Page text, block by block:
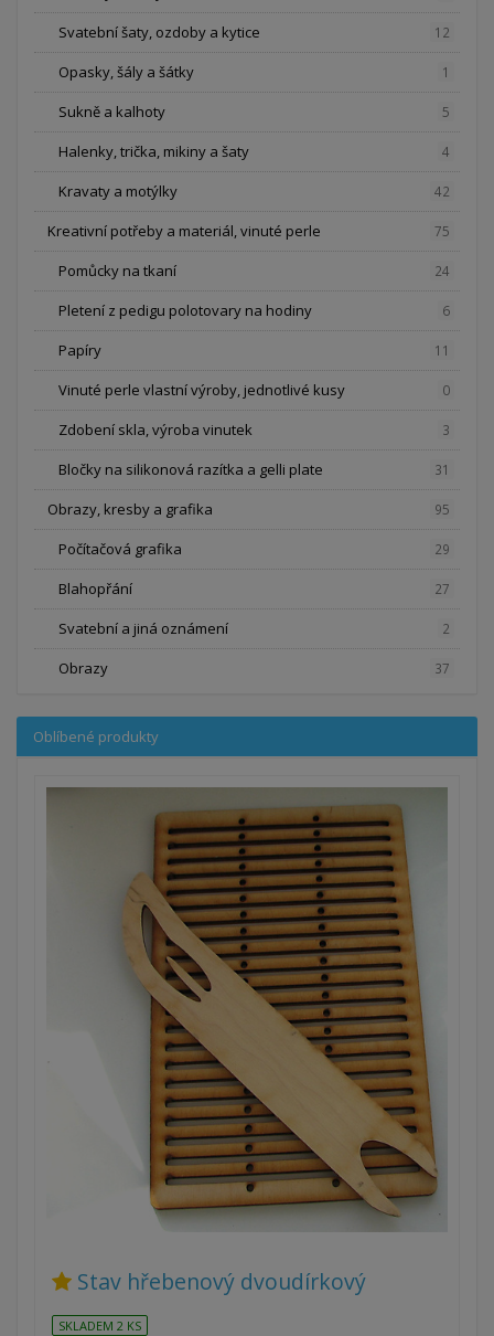
Svatební šaty, ozdoby a kytice 12
Opasky, šály a šátky 1
Sukně a kalhoty 5
Halenky, trička, mikiny a šaty 4
Kravaty a motýlky 42
Kreativní potřeby a materiál, vinuté perle 75
Pomůcky na tkaní 24
Pletení z pedigu polotovary na hodiny 6
Papíry 11
Vinuté perle vlastní výroby, jednotlivé kusy 0
Zdobení skla, výroba vinutek 3
Bločky na silikonová razítka a gelli plate 31
Obrazy, kresby a grafika 95
Počítačová grafika 29
Blahopřání 27
Svatební a jiná oznámení 2
Obrazy 37
Oblíbené produkty
Stav hřebenový dvoudírkový
SKLADEM 2 KS